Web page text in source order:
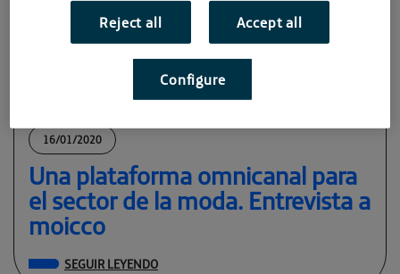
16/01/2020
Una plataforma omnicanal para
el sector de la moda. Entrevista a
moicco
SEGUIR LEYENDO
Reject all Accept all
Configure